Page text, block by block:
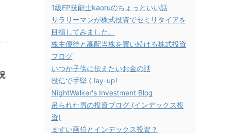
1級FP技能士kaoruのちょっといい話
サラリーマンが株式投資でセミリタイアを
目指してみました。
株主優待と高配当株を買い続ける株式投資
ブログ
いつか子供に伝えたいお金の話
投信で手堅くlay-up!
NightWalker's Investment Blog
吊られた男の投資ブログ (インデックス投
資)
ますい画伯とインデックス投資？